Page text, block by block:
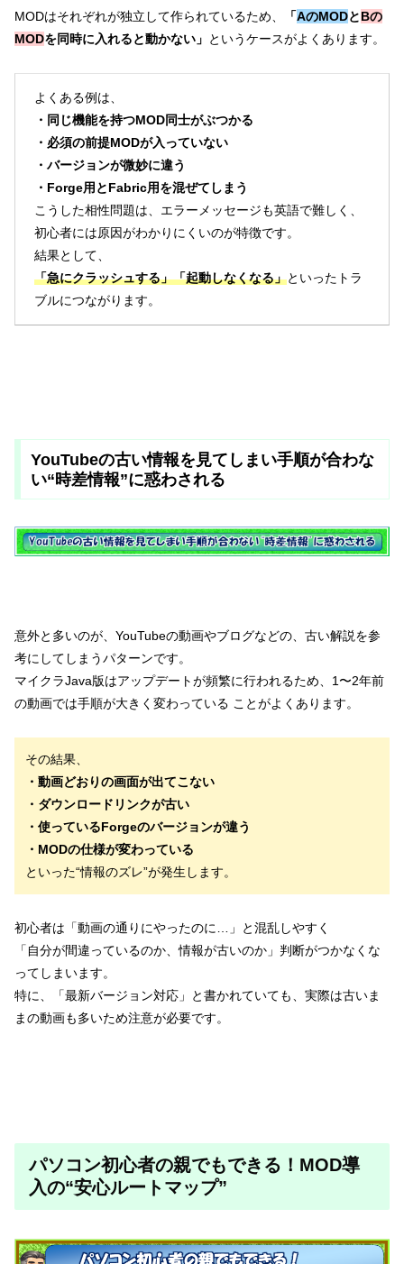
MODはそれぞれが独立して作られているため、 「AのMODとBの
MODを同時に入れると動かない」 というケースがよくあります。
よくある例は、
・同じ機能を持つMOD同士がぶつかる
・必須の前提MODが入っていない
・バージョンが微妙に違う
・Forge用とFabric用を混ぜてしまう
こうした相性問題は、エラーメッセージも英語で難しく、
初心者には原因がわかりにくいのが特徴です。
結果として、
「急にクラッシュする」「起動しなくなる」といったトラ
ブルにつながります。
YouTubeの古い情報を見てしまい手順が合わな
い“時差情報”に惑わされる
意外と多いのが、YouTubeの動画やブログなどの、古い解説を参
考にしてしまうパターンです。
マイクラJava版はアップデートが頻繁に行われるため、1〜2年前
の動画では手順が大きく変わっている ことがよくあります。
その結果、
・動画どおりの画面が出てこない
・ダウンロードリンクが古い
・使っているForgeのバージョンが違う
・MODの仕様が変わっている
といった“情報のズレ”が発生します。
初心者は「動画の通りにやったのに…」と混乱しやすく
「自分が間違っているのか、情報が古いのか」判断がつかなくな
ってしまいます。
特に、「最新バージョン対応」と書かれていても、実際は古いま
まの動画も多いため注意が必要です。
パソコン初心者の親でもできる！MOD導
入の“安心ルートマップ”